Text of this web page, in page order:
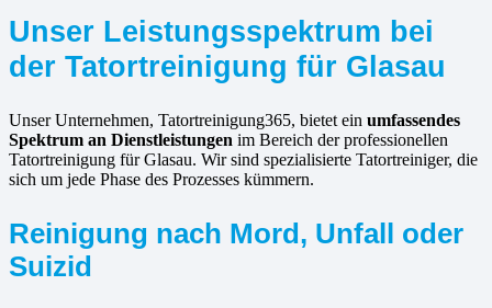
Unser Leistungsspektrum bei
der Tatortreinigung für Glasau
Unser Unternehmen, Tatortreinigung365, bietet ein umfassendes
Spektrum an Dienstleistungen im Bereich der professionellen
Tatortreinigung für Glasau. Wir sind spezialisierte Tatortreiniger, die
sich um jede Phase des Prozesses kümmern.
Reinigung nach Mord, Unfall oder
Suizid